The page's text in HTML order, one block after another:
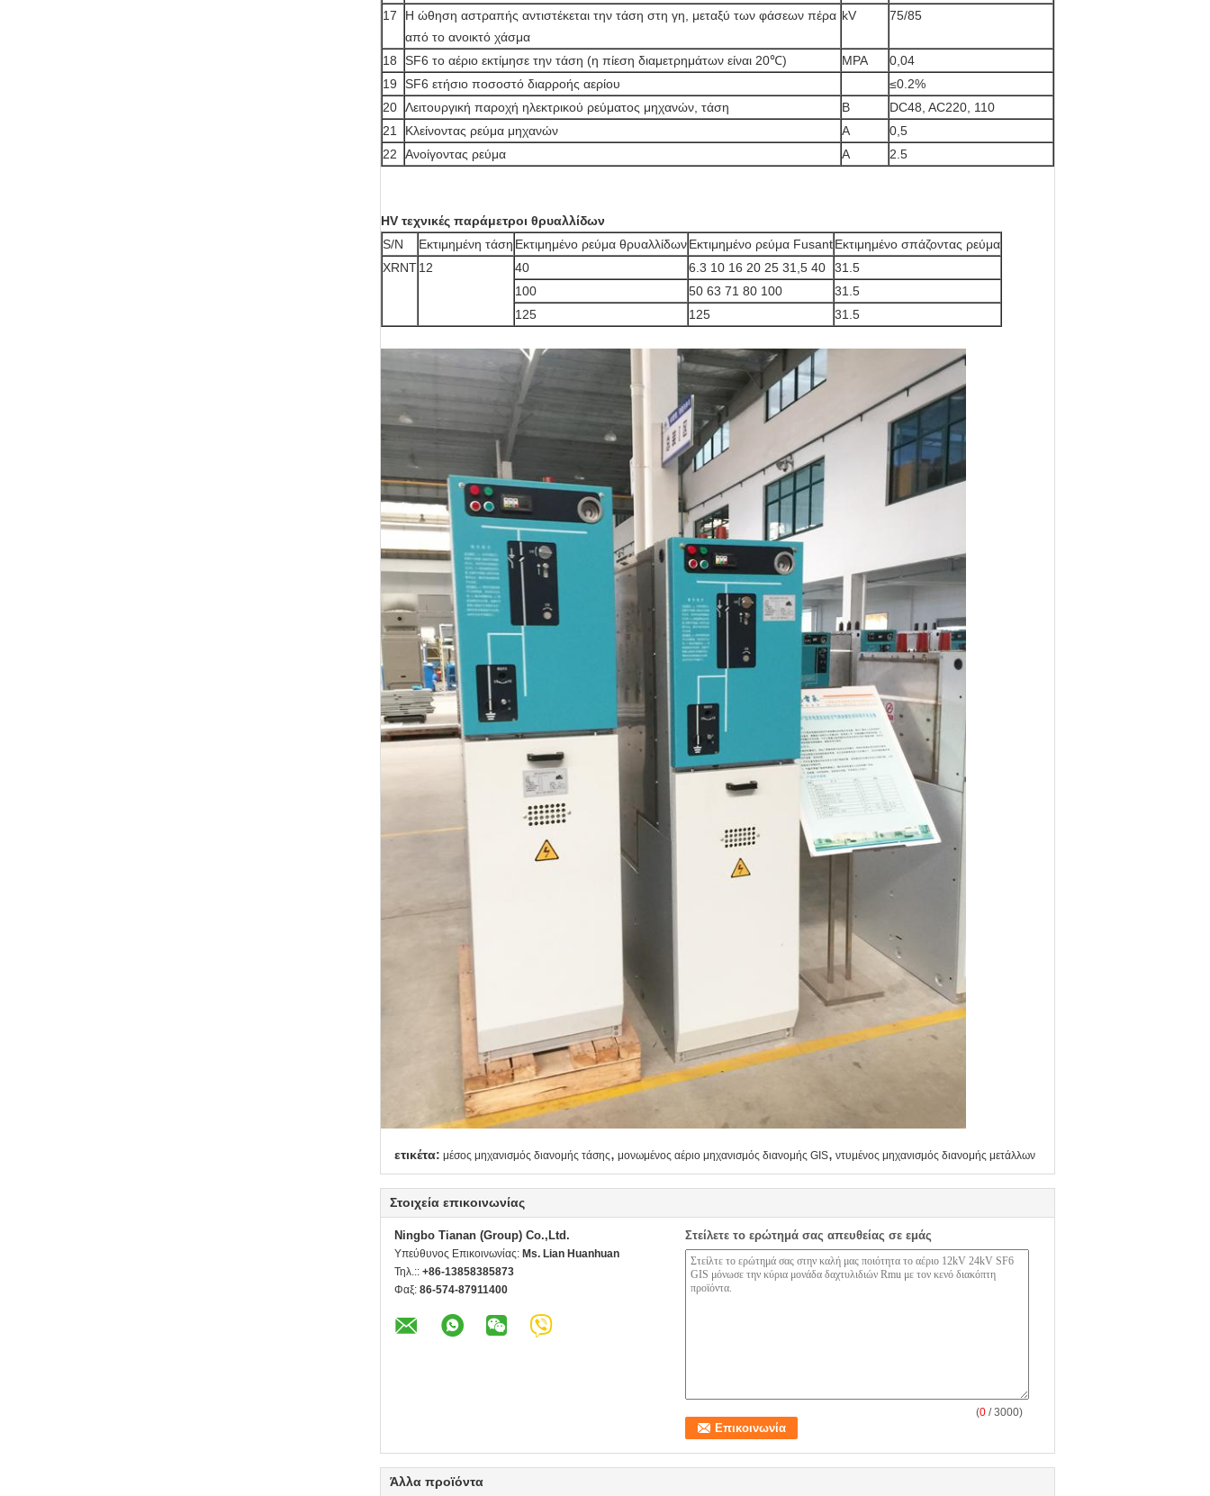
17
Η ώθηση αστραπής αντιστέκεται την τάση στη γη, μεταξύ των φάσεων πέρα
από το ανοικτό χάσμα
kV 75/85
18 SF6 το αέριο εκτίμησε την τάση (η πίεση διαμετρημάτων είναι 20℃) MPA
0,04
19
SF6 ετήσιο ποσοστό διαρροής αερίου
≤0.2%
20 Λειτουργική παροχή ηλεκτρικού ρεύματος μηχανών, τάση Β
DC48, AC220, 110
21
Κλείνοντας ρεύμα μηχανών Α
0,5
22
Ανοίγοντας ρεύμα Α 2.5
HV τεχνικές παράμετροι θρυαλλίδων
S/N
Εκτιμημένη τάση Εκτιμημένο ρεύμα θρυαλλίδωνΕκτιμημένο ρεύμα FusantΕκτιμημένο σπάζοντας ρεύμα
XRNT12 40 6.3 10 16 20 25 31,5 40
31.5
100
50 63 71 80 100
31.5
125
125 31.5
ετικέτα: μέσος μηχανισμός διανομής τάσης, μονωμένος αέριο μηχανισμός διανομής GIS, ντυμένος μηχανισμός διανομής μετάλλων
Στοιχεία επικοινωνίας
Ningbo Tianan (Group) Co.,Ltd.
Υπεύθυνος Επικοινωνίας: Ms. Lian Huanhuan
Τηλ.:: +86-13858385873
Φαξ: 86-574-87911400
Στείλετε το ερώτημά σας απευθείας σε εμάς
(0 / 3000)
Άλλα προϊόντα